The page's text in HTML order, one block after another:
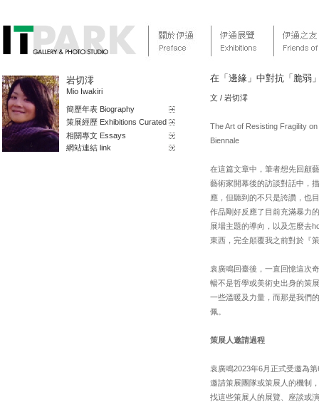
岩切澪
Mio Iwakiri
簡歷年表 Biography
策展經歷 Exhibitions Curated
相關專文 Essays
網站連結 link
在「邊緣」中對抗「脆弱
文 / 岩切澪
The Art of Resisting Fragility
Biennale
在這篇文章中，筆者想先回顧
藝術家開幕後的訪談對話中，
應，但聽到的不只是誇讚，也
作品剛好反應了目前充滿暴力
展場主題的導向，以及怎麼去
東西，完全顛覆我之前對於『
袁廣鳴回臺後，一直回憶這次
暢不是哲學或美術史出身的策
一些溫暖及力量，而那是我們
佩。
策展人邀請過程
袁廣鳴2023年6月正式受邀為
邀請策展團隊或策展人的機制
找這些策展人的展覽、座談或